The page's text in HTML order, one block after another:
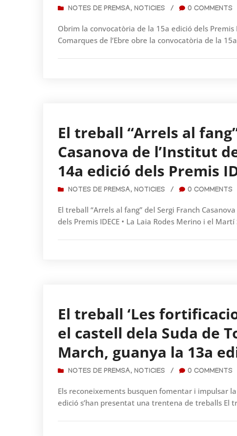
NOTES DE PREMSA, NOTICIES / 0 COMMENTS
Obrim la convocatòria de la 15a edició dels
Comarques de l’Ebre obre la convocatòria de la
El treball “Arrels al
Casanova de l’Institut
14a edició dels Premis
NOTES DE PREMSA, NOTICIES / 0 COMMENTS
El treball “Arrels al fang” del Sergi Franch
dels Premis IDECE • La Laia Rodes Merino i el
El treball ‘Les
el castell dela Suda de
March, guanya la 13a
NOTES DE PREMSA, NOTICIES / 0 COMMENTS
Els reconeixements busquen fomentar i impulsar
edició s’han presentat una trentena de treballs El